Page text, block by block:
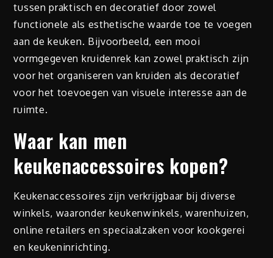
tussen praktisch en decoratief door zowel
functionele als esthetische waarde toe te voegen
aan de keuken. Bijvoorbeeld, een mooi
vormgegeven kruidenrek kan zowel praktisch zijn
voor het organiseren van kruiden als decoratief
voor het toevoegen van visuele interesse aan de
ruimte.
Waar kan men
keukenaccessoires kopen?
Keukenaccessoires zijn verkrijgbaar bij diverse
winkels, waaronder keukenwinkels, warenhuizen,
online retailers en speciaalzaken voor kookgerei
en keukeninrichting.